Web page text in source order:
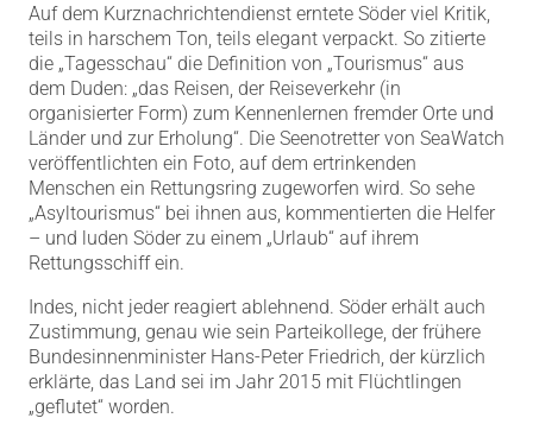
Auf dem Kurznachrichtendienst erntete Söder viel Kritik,
teils in harschem Ton, teils elegant verpackt. So zitierte
die „Tagesschau“ die Definition von „Tourismus“ aus
dem Duden: „das Reisen, der Reiseverkehr (in
organisierter Form) zum Kennenlernen fremder Orte und
Länder und zur Erholung“. Die Seenotretter von SeaWatch
veröffentlichten ein Foto, auf dem ertrinkenden
Menschen ein Rettungsring zugeworfen wird. So sehe
„Asyltourismus“ bei ihnen aus, kommentierten die Helfer
– und luden Söder zu einem „Urlaub“ auf ihrem
Rettungsschiff ein.
Indes, nicht jeder reagiert ablehnend. Söder erhält auch
Zustimmung, genau wie sein Parteikollege, der frühere
Bundesinnenminister Hans-Peter Friedrich, der kürzlich
erklärte, das Land sei im Jahr 2015 mit Flüchtlingen
„geflutet“ worden.